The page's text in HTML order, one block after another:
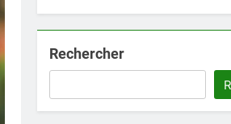
Rechercher